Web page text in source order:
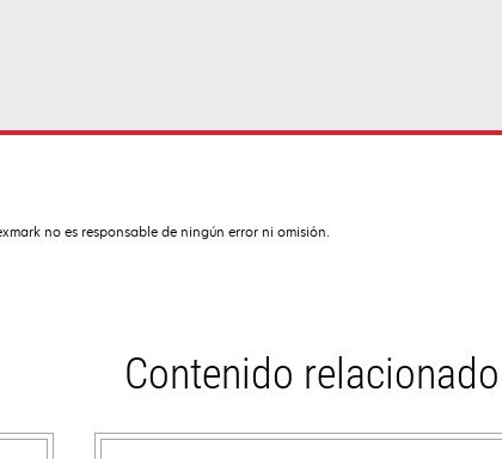
no es responsable de ningún error ni omisión.
Contenido relacionado